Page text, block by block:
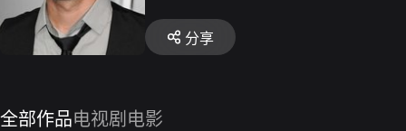
分享
全部作品电视剧 电影